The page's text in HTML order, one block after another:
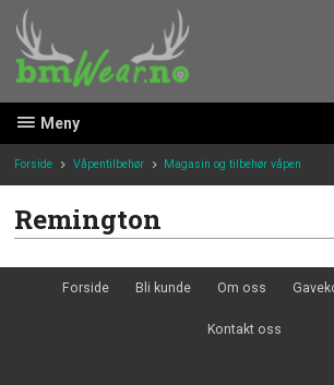
innholdet
Meny
Forside Våpentilbehør Magasin og tilbehør våpen
Remington
Forside Bli kunde Om oss
Kontakt oss